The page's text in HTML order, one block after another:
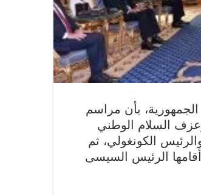
بأن مراسم
السلام الوطني
الكونغولي، ثم
الرئيس السيسى